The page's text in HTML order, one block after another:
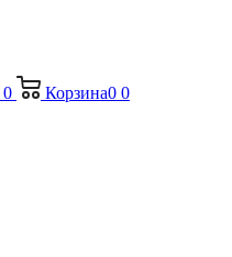
0 Корзина0 0